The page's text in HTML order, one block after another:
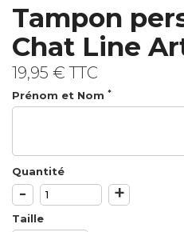
Tampon
Chat Line
19,95 € TTC
Prénom et Nom *
Quantité
- +
Taille